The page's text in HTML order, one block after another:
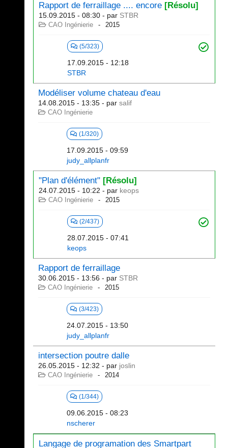
Rapport de ferraillage .... encore [Résolu]
15.09.2015 - 08:30 - par STBR
CAO Ingénierie 2015
(5/323)
17.09.2015 - 12:18
STBR
Modéliser volume chateau d'eau
14.08.2015 - 13:35 - par salif
CAO Ingénierie
(1/320)
17.09.2015 - 09:59
judy_allplanfr
"Plan d'élément" [Résolu]
24.07.2015 - 10:22 - par keops
CAO Ingénierie 2015
(2/437)
28.07.2015 - 07:41
keops
Rapport de ferraillage
30.06.2015 - 13:56 - par STBR
CAO Ingénierie 2015
(3/423)
24.07.2015 - 13:50
judy_allplanfr
intersection poutre dalle
26.05.2015 - 12:32 - par joslin
CAO Ingénierie 2014
(1/344)
09.06.2015 - 08:23
nscherer
Langage de programation des Smartpart